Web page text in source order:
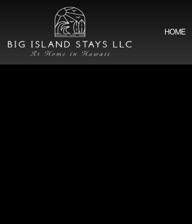
HOME